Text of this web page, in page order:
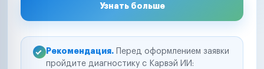
Узнать больше
Рекомендация. Перед оформлением заявки
пройдите диагностику с Карвэй ИИ: